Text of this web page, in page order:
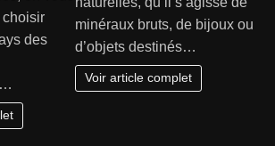
choisir
des
minéraux bruts, de bijoux ou
d’objets destinés…
Voir article complet